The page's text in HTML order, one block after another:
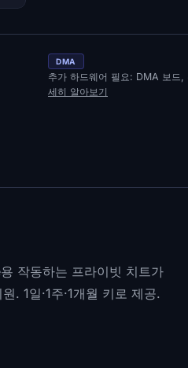
DMA
추가 하드웨어 필요: DMA 보드
세히 알아보기
작동하는 프라이빗 치트가
1일·1주·1개월 키로 제공.